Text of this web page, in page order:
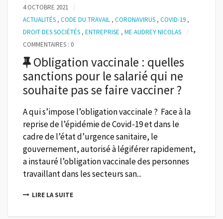
4 OCTOBRE 2021
ACTUALITÉS , CODE DU TRAVAIL , CORONAVIRUS , COVID-19 ,
DROIT DES SOCIÉTÉS , ENTREPRISE , ME AUDREY NICOLAS
COMMENTAIRES : 0
Obligation vaccinale : quelles
sanctions pour le salarié qui ne
souhaite pas se faire vacciner ?
A qui s’impose l’obligation vaccinale ? Face à la
reprise de l’épidémie de Covid-19 et dans le
cadre de l’état d’urgence sanitaire, le
gouvernement, autorisé à légiférer rapidement,
a instauré l’obligation vaccinale des personnes
travaillant dans les secteurs san...
LIRE LA SUITE